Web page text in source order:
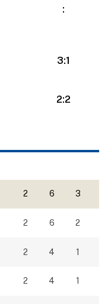
:
3:1
2:2
2 6 3
2 6 2
2 4 1
2 4 1